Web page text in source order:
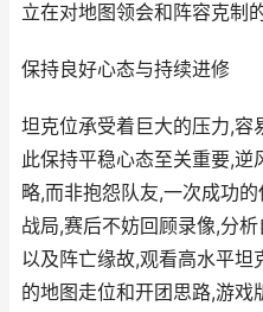
立在对地图领会和阵容克制
保持良好心态与持续进修
坦克位承受着巨大的压力,容
此保持平稳心态至关重要,
略,而非抱怨队友,一次成功
战局,赛后不妨回顾录像,分
以及阵亡缘故,观看高水平坦
的地图走位和开团思路,游戏